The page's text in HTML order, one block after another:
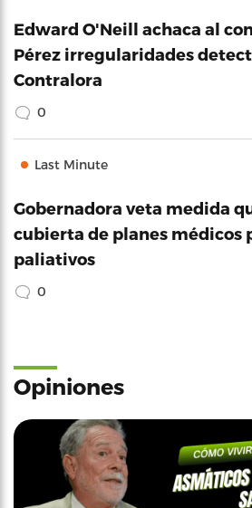
Edward O'Neill achaca al
Pérez irregularidades
Contralora
0
Last Minute
Gobernadora veta medida
cubierta de planes médicos
paliativos
0
Opiniones